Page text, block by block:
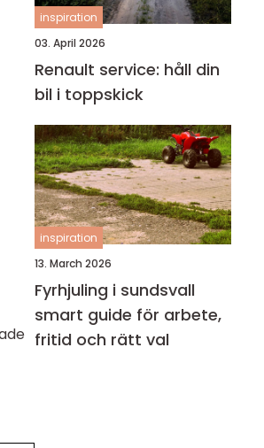
inspiration
03. April 2026
Renault service: håll din
bil i toppskick
inspiration
13. March 2026
Fyrhjuling i sundsvall
smart guide för arbete,
fritid och rätt val